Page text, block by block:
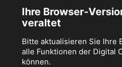
Ihre Browser-
veraltet
Bitte aktualisieren Sie Ihre
alle Funktionen der Digital
können.